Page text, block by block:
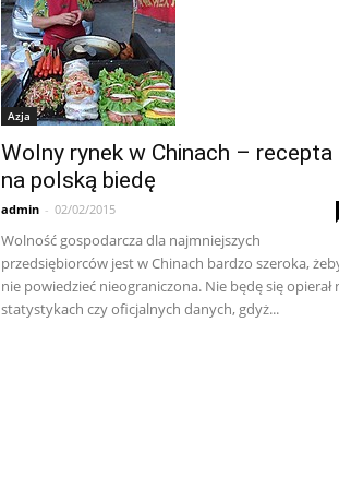
Azja
Wolny rynek w Chinach – recepta
na polską biedę
admin - 02/02/2015
Wolność gospodarcza dla najmniejszych
przedsiębiorców jest w Chinach bardzo szeroka,
nie powiedzieć nieograniczona. Nie będę się opierał
statystykach czy oficjalnych danych, gdyż...